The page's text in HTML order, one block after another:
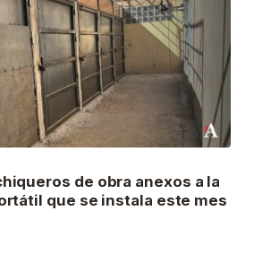
de obra anexos a la
que se instala este mes